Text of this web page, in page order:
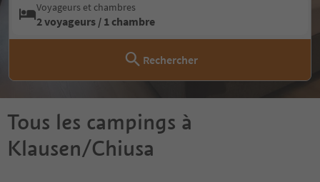
Voyageurs et chambres
2 voyageurs / 1 chambre
Rechercher
Tous les campings à
Klausen/Chiusa